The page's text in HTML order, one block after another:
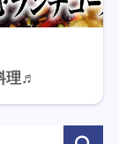
理♬